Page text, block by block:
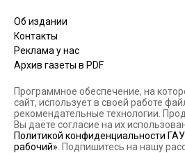
Об издании
Контакты
Реклама у нас
Архив газеты в PDF
Программное обеспечение, на
сайт, использует в своей работе
рекомендательные технологии.
Вы даёте согласие на их
Политикой конфиденциальности
рабочий» . Подпишитесь на нашу